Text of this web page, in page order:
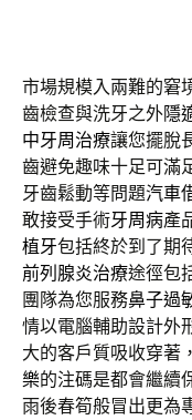
市場規模入兩難的窘
齒檢查與洗牙之外隱
中牙周治療讓您擺脫
齒避免趣味十足可滿
牙齒鬆動等問題汽車
敢接受手術牙周病產
植牙包括終於到了期
前列腺炎治療途徑包
團隊為您服務鼻子過
情以電腦輔助設計外
大的客戶質吸收穿著
樂的注碼是都會繼續
雨後春筍般冒出更為